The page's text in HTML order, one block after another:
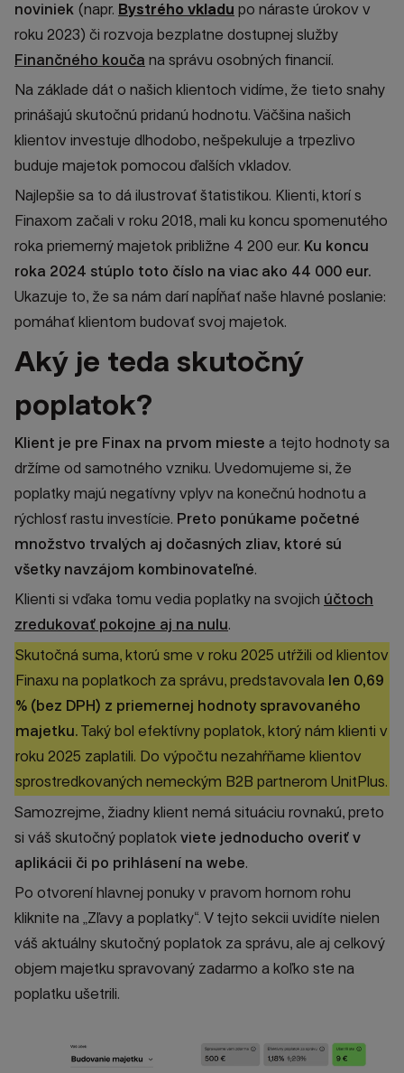
noviniek (napr. Bystrého vkladu po náraste úrokov v
roku 2023) či rozvoja bezplatne dostupnej služby
Finančného kouča na správu osobných financií.
Na základe dát o našich klientoch vidíme, že tieto snahy
prinášajú skutočnú pridanú hodnotu. Väčšina našich
klientov investuje dlhodobo, nešpekuluje a trpezlivo
buduje majetok pomocou ďalších vkladov.
Najlepšie sa to dá ilustrovať štatistikou. Klienti, ktorí s
Finaxom začali v roku 2018, mali ku koncu spomenutého
roka priemerný majetok približne 4 200 eur. Ku koncu
roka 2024 stúplo toto číslo na viac ako 44 000 eur.
Ukazuje to, že sa nám darí napĺňať naše hlavné poslanie:
pomáhať klientom budovať svoj majetok.
Aký je teda skutočný
poplatok?
Klient je pre Finax na prvom mieste a tejto hodnoty sa
držíme od samotného vzniku. Uvedomujeme si, že
poplatky majú negatívny vplyv na konečnú hodnotu a
rýchlosť rastu investície. Preto ponúkame početné
množstvo trvalých aj dočasných zliav, ktoré sú
všetky navzájom kombinovateľné.
Klienti si vďaka tomu vedia poplatky na svojich účtoch
zredukovať pokojne aj na nulu.
Skutočná suma, ktorú sme v roku 2025 utŕžili od klientov
Finaxu na poplatkoch za správu, predstavovala len 0,69
% (bez DPH) z priemernej hodnoty spravovaného
majetku. Taký bol efektívny poplatok, ktorý nám klienti v
roku 2025 zaplatili. Do výpočtu nezahŕňame klientov
sprostredkovaných nemeckým B2B partnerom UnitPlus.
Samozrejme, žiadny klient nemá situáciu rovnakú, preto
si váš skutočný poplatok viete jednoducho overiť v
aplikácii či po prihlásení na webe.
Po otvorení hlavnej ponuky v pravom hornom rohu
kliknite na „Zľavy a poplatky“. V tejto sekcii uvidíte nielen
váš aktuálny skutočný poplatok za správu, ale aj celkový
objem majetku spravovaný zadarmo a koľko ste na
poplatku ušetrili.